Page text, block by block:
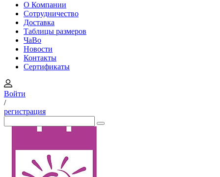
О Компании
Сотрудничество
Доставка
Таблицы размеров
ЧаВо
Новости
Контакты
Сертификаты
Войти
/
регистрация